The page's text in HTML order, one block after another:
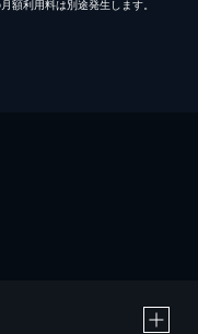
額利用料は別途発生します。